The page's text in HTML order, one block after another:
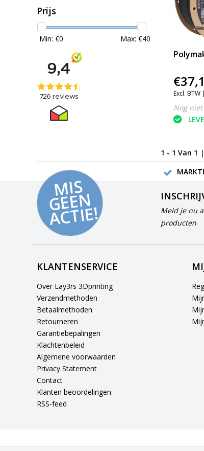
Prijs
Min: €0 Max: €40
Excl. BTW |
Nog
1 - 1 Van 1
MI
S
G
E
E
N
A
C
TI
E!
Meld je nu
producten
KLANTENSERVICE
Over Lay3rs 3Dprinting
Verzendmethoden
Betaalmethoden
Retourneren
Garantiebepalingen
Klachtenbeleid
Algemene voorwaarden
Privacy Statement
Contact
Klanten beoordelingen
RSS-feed